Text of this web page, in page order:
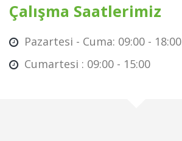
Çalışma Saatlerimiz
Pazartesi - Cuma: 09:00 - 18:00
Cumartesi : 09:00 - 15:00